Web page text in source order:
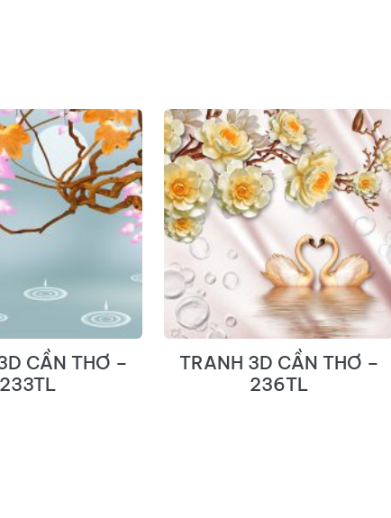
CẦN THƠ –
233TL
TRANH 3D CẦN THƠ –
236TL